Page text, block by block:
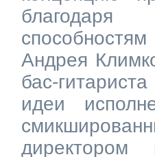
благодаря
Андрея
бас-
идеи
директором